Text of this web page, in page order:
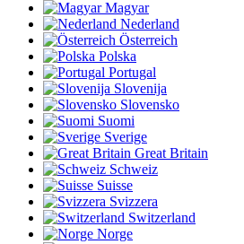
Magyar
Nederland
Österreich
Polska
Portugal
Slovenija
Slovensko
Suomi
Sverige
Great Britain
Schweiz
Suisse
Svizzera
Switzerland
Norge